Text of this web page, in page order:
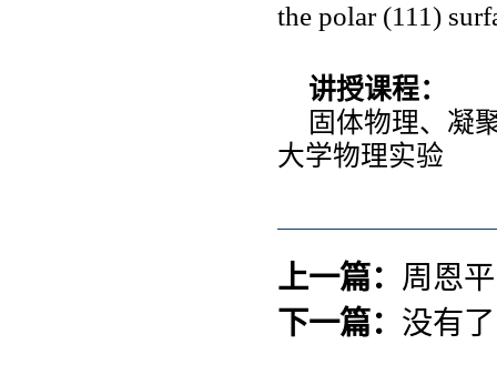
the polar (111)
讲授课程：
固体物理、凝
大学物理实验
上一篇： 周恩平
下一篇： 没有了